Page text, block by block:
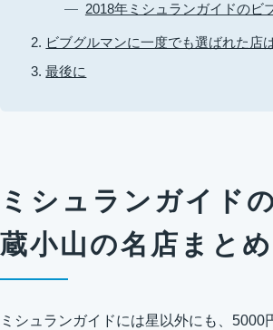
2018年ミシュランガイドのビ
ビブグルマンに一度でも選ばれた店
最後に
ミシュランガイド
蔵小山の名店まとめ
ミシュランガイドには星以外にも、